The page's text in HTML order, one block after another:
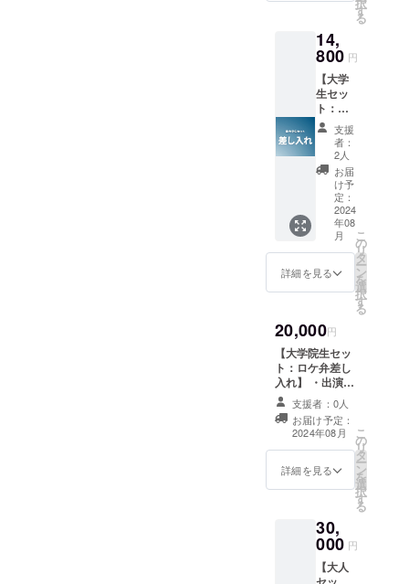
させて
頂きま
す。
特定す
る内容
や公序
良俗に
反する
場合は
掲載を
お断り
させて
頂く場
合がご
ざいま
す。 そ
の場合
CAMPF
IREでご
使用の
ユー
させて
頂きま
す。
ロール
へ掲載
を希望
される
(文字の
み、
ニック
ネーム
等も可)
をご記
入くだ
さい。
掲載す
るお名
前や企
審査の
上、第
る内容
や公序
良俗に
反する
場合は
掲載を
お断り
させて
頂く場
合がご
ざいま
す。 そ
CAMPF
IREでご
使用の
ユー
お渡し
させて
す。 ＊
映画の
本編+メ
イキン
グが収
録され
たDVD
をお送
り致し
ます。
＊支援
時、必
ず備考
欄にエ
を希望
される
(文字の
み、
ニック
ネーム
等も可)
をご記
入くだ
さい。
掲載す
るお名
業名は
審査の
上、第
３者を
特定す
編＋メ
イキン
グ
（DVD
） ・エ
ンド
ロール
に名前
を掲載
(Specia
Thanks
ンク
アップ
の際、
監督へ
からの
お渡し
させて
頂きま
す。 ＊
映画の
本編+メ
イキン
グが収
たDVD
に監督
ン入り
をお送
り致し
ます。
＊支援
択
す
る
14,
800 円
【大学
生セッ
ト：お
菓子差
し入
れ】 出
演者に
お菓子
の差し
入れが
できる
演者に
お菓子
の差し
れ出演
のお礼
動画
（約2〜
3分程
度） ・
本編＋
（DVD
） ・エ
に名前
を掲載
(Specia
l
支援
者：
2人
お届
け予
定：
2024
年08
月
詳細を見る
こ
の
リ
タ
ー
ン
を
選
択
す
る
20,000円
【大学院生セッ
ト：ロケ弁差し
入れ】 ・出演者
5名にロケ弁差し
入れ ・差し入れ
出演者からのお
礼動画（約2〜3
分程度） ・本編
＋メイキング
（DVD） ・エン
(Special
Thanks) ＊撮影
時のロケ弁を出
演者に用意させ
支援者：0人
お届け予定：
2024年08月
詳細を見る
こ
の
リ
タ
ー
ン
を
選
択
す
る
30,
000 円
【大人